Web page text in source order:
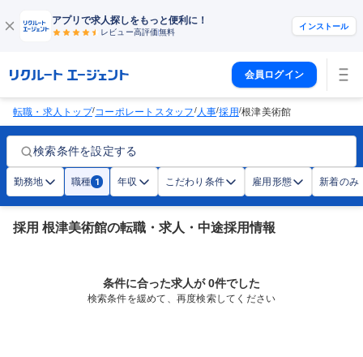
アプリで求人探しをもっと便利に！
レビュー高評価無料
インストール
会員ログイン
転職・求人トップ/コーポレートスタッフ/人事/採用/根津美術館
検索条件を設定する
勤務地 職種 1 年収 こだわり条件 雇用形態 新着のみ
採用 根津美術館の転職・求人・中途採用情報
条件に合った求人が 0件でした
検索条件を緩めて、再度検索してください